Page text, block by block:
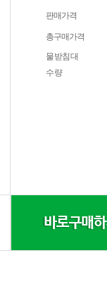
판매가격
총구매가격
물받침대
수량